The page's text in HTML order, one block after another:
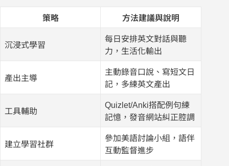
策略 方法建議與說明
沉浸式學習
每日安排英文對話與聽
力，生活化輸出
產出主導
主動錄音口說、寫短文日
記，多練英文產出
工具輔助
Quizlet/Anki搭配例句練
記憶，發音網站糾正腔調
建立學習社群
參加美語討論小組，語伴
互動監督進步